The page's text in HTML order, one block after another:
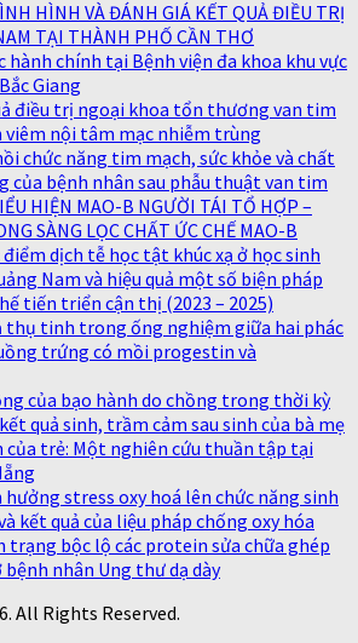
HÌNH VÀ ĐÁNH GIÁ KẾT QUẢ ĐIỀU TRỊ
TẠI THÀNH PHỐ CẦN THƠ
hành chính tại Bệnh viện đa khoa khu vực
Giang
điều trị ngoại khoa tổn thương van tim
viêm nội tâm mạc nhiễm trùng
chức năng tim mạch, sức khỏe và chất
của bệnh nhân sau phẫu thuật van tim
HIỆN MAO-B NGƯỜI TÁI TỔ HỢP –
SÀNG LỌC CHẤT ỨC CHẾ MAO-B
dịch tễ học tật khúc xạ ở học sinh
Nam và hiệu quả một số biện pháp
tiến triển cận thị (2023 – 2025)
thụ tinh trong ống nghiệm giữa hai phác
trứng có mồi progestin và
của bạo hành do chồng trong thời kỳ
quả sinh, trầm cảm sau sinh của bà mẹ
của trẻ: Một nghiên cứu thuần tập tại
hưởng stress oxy hoá lên chức năng sinh
kết quả của liệu pháp chống oxy hóa
trạng bộc lộ các protein sửa chữa ghép
bệnh nhân Ung thư dạ dày
All Rights Reserved.